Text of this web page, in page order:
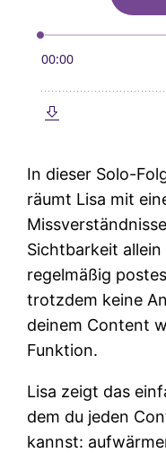
In dieser Solo-
räumt Lisa mit
Sichtbarkeit
regelmäßig
trotzdem keine
deinem Content
Funktion.
Lisa zeigt das
dem du jeden
kannst: